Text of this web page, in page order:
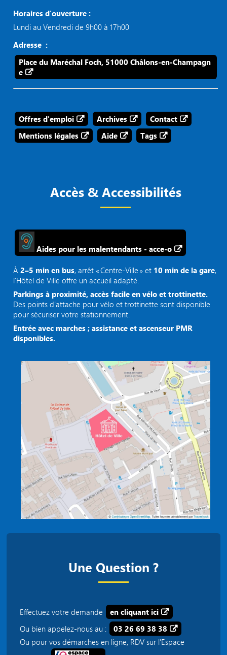
Horaires d'ouverture :
Lundi au Vendredi de 9h00 à 17h00
Adresse :
Place du Maréchal Foch, 51000 Châlons-en-Champagn
e
Offres d'emploi Archives
Contact
Mentions légales
Aide Tags
Accès & Accessibilités
Aides pour les malentendants - acce-o
À2–5 min en bus, arrêt « Centre‑Ville » et 10 min de la gare,
l’Hôtel de Ville offre un accueil adapté.
Parkings à proximité, accès facile en vélo et trottinette.
Des points d'attache pour vélo et trottinette sont disponible
pour sécuriser votre stationnement.
Entrée avec marches ; assistance et ascenseur PMR
disponibles.
Une Question ?
Effectuez votre demande
en cliquant ici
Ou bien appelez-nous au :
03 26 69 38 38
Ou pour vos démarches en ligne, RDV sur l'Espace